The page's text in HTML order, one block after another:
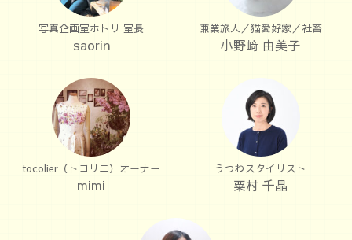
写真企画室ホトリ 室長
saorin
兼業旅人／猫愛好家／社畜
小野﨑 由美子
tocolier（トコリエ）オーナー
mimi
うつわスタイリスト
粟村 千晶